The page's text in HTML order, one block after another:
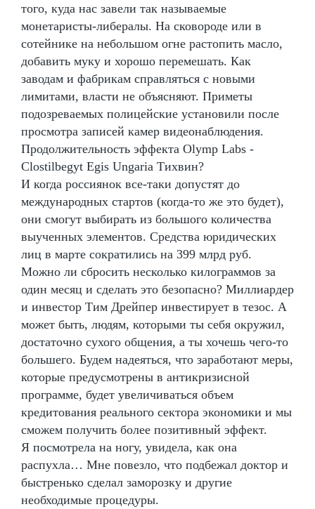
того, куда нас завели так называемые
монетаристы-либералы. На сковороде или в
сотейнике на небольшом огне растопить масло,
добавить муку и хорошо перемешать. Как
заводам и фабрикам справляться с новыми
лимитами, власти не объясняют. Приметы
подозреваемых полицейские установили после
просмотра записей камер видеонаблюдения.
Продолжительность эффекта Olymp Labs -
Clostilbegyt Egis Ungaria Тихвин?
И когда россиянок все-таки допустят до
международных стартов (когда-то же это будет),
они смогут выбирать из большого количества
выученных элементов. Средства юридических
лиц в марте сократились на 399 млрд руб.
Можно ли сбросить несколько килограммов за
один месяц и сделать это безопасно? Миллиардер
и инвестор Тим Дрейпер инвестирует в тезос. А
может быть, людям, которыми ты себя окружил,
достаточно сухого общения, а ты хочешь чего-то
большего. Будем надеяться, что заработают меры,
которые предусмотрены в антикризисной
программе, будет увеличиваться объем
кредитования реального сектора экономики и мы
сможем получить более позитивный эффект.
Я посмотрела на ногу, увидела, как она
распухла… Мне повезло, что подбежал доктор и
быстренько сделал заморозку и другие
необходимые процедуры.